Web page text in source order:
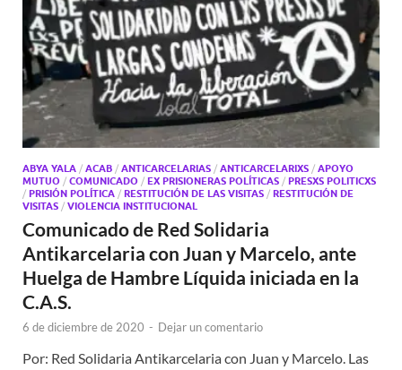
ABYA YALA / ACAB / ANTICARCELARIAS / ANTICARCELARIXS / APOYO
MUTUO / COMUNICADO / EX PRISIONERAS POLÍTICAS / PRESXS POLITICXS
/ PRISIÓN POLÍTICA / RESTITUCIÓN DE LAS VISITAS / RESTITUCIÓN DE
VISITAS / VIOLENCIA INSTITUCIONAL
Comunicado de Red Solidaria
Antikarcelaria con Juan y Marcelo, ante
Huelga de Hambre Líquida iniciada en la
C.A.S.
6 de diciembre de 2020 - Dejar un comentario
Por: Red Solidaria Antikarcelaria con Juan y Marcelo. Las